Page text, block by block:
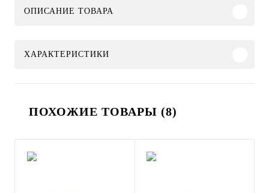
ОПИСАНИЕ ТОВАРА
ХАРАКТЕРИСТИКИ
ПОХОЖИЕ ТОВАРЫ (8)